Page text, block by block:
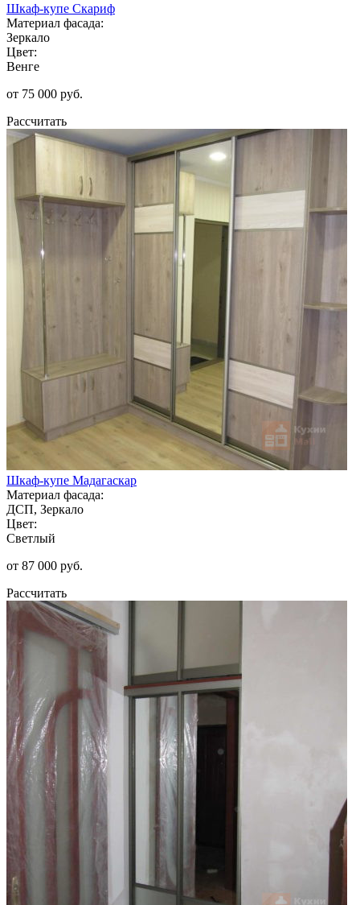
Шкаф-купе Скариф
Материал фасада:
Зеркало
Цвет:
Венге
от 75 000 руб.
Рассчитать
Шкаф-купе Мадагаскар
Материал фасада:
ДСП, Зеркало
Цвет:
Светлый
от 87 000 руб.
Рассчитать